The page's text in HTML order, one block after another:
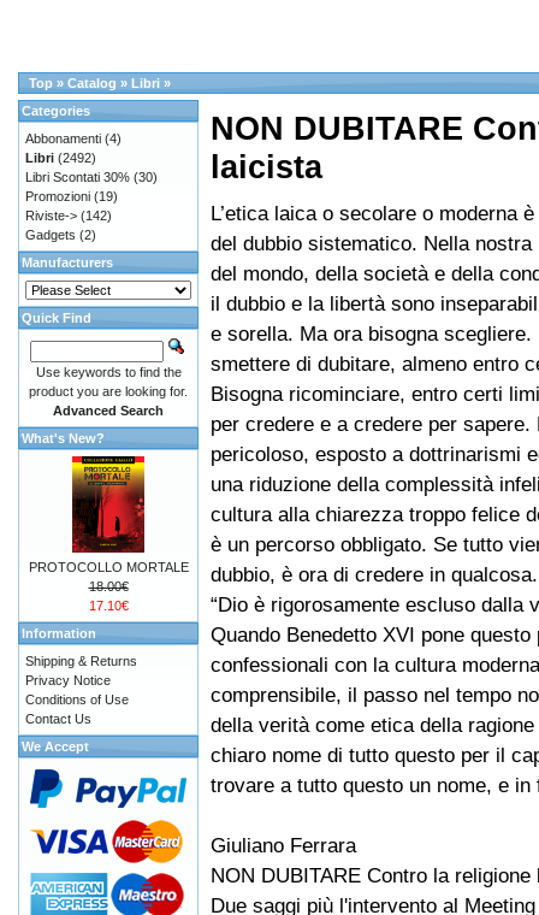
Top » Catalog » Libri »
NON DUBITARE
laicista
L’etica laica o secolare o moderna
del dubbio sistematico. Nella nostra
del mondo, della società e della
il dubbio e la libertà sono
e sorella. Ma ora bisogna scegliere.
smettere di dubitare, almeno entro
Bisogna ricominciare, entro certi
per credere e a credere per sapere.
pericoloso, esposto a dottrinarismi
una riduzione della complessità
cultura alla chiarezza troppo felice
è un percorso obbligato. Se tutto
dubbio, è ora di credere in
“Dio è rigorosamente escluso dalla
Quando Benedetto XVI pone
confessionali con la cultura
comprensibile, il passo nel tempo
della verità come etica della
chiaro nome di tutto questo per il
trovare a tutto questo un nome, e in
Giuliano Ferrara
NON DUBITARE Contro la religione
Due saggi più l'intervento al
Categories
Abbonamenti (4)
Libri (2492)
Libri Scontati 30% (30)
Promozioni (19)
Riviste-> (142)
Gadgets (2)
Manufacturers
Quick Find
Use keywords to find the
product you are looking for.
Advanced Search
What's New?
PROTOCOLLO MORTALE
18.00€
17.10€
Information
Shipping & Returns
Privacy Notice
Conditions of Use
Contact Us
We Accept